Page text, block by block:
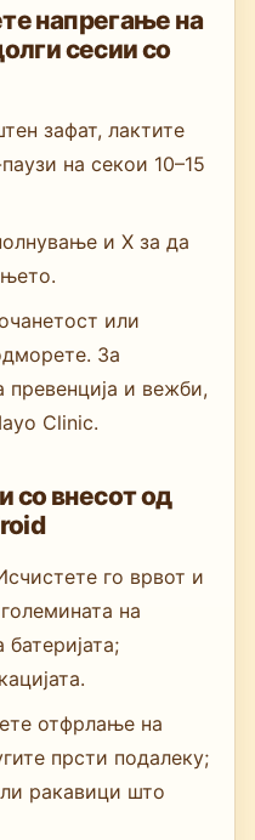
напрегање на
сесии со
зафат, лактите
на секои 10–15
и X за да
или
За
и вежби,
Clinic.
внесот од
го врвот и
на
отфрлање на
прсти подалеку;
ракавици што